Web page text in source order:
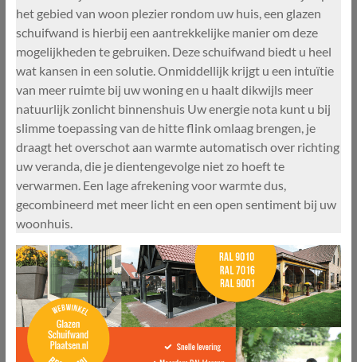
het gebied van woon plezier rondom uw huis, een glazen
schuifwand is hierbij een aantrekkelijke manier om deze
mogelijkheden te gebruiken. Deze schuifwand biedt u heel
wat kansen in een solutie. Onmiddellijk krijgt u een intuïtie
van meer ruimte bij uw woning en u haalt dikwijls meer
natuurlijk zonlicht binnenshuis Uw energie nota kunt u bij
slimme toepassing van de hitte flink omlaag brengen, je
draagt het overschot aan warmte automatisch over richting
uw veranda, die je dientengevolge niet zo hoeft te
verwarmen. Een lage afrekening voor warmte dus,
gecombineerd met meer licht en een open sentiment bij uw
woonhuis.